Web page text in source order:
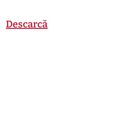
Descarcă